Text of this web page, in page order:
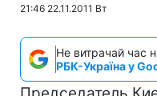
21:46 22.11.2011 Вт
Не витрачай час
РБК-Україна у